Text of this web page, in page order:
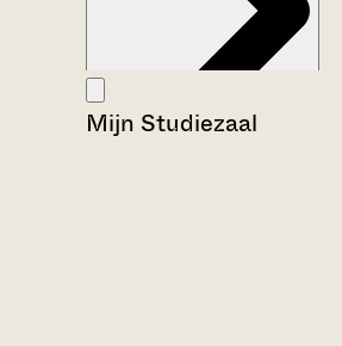
Mijn Studiezaal